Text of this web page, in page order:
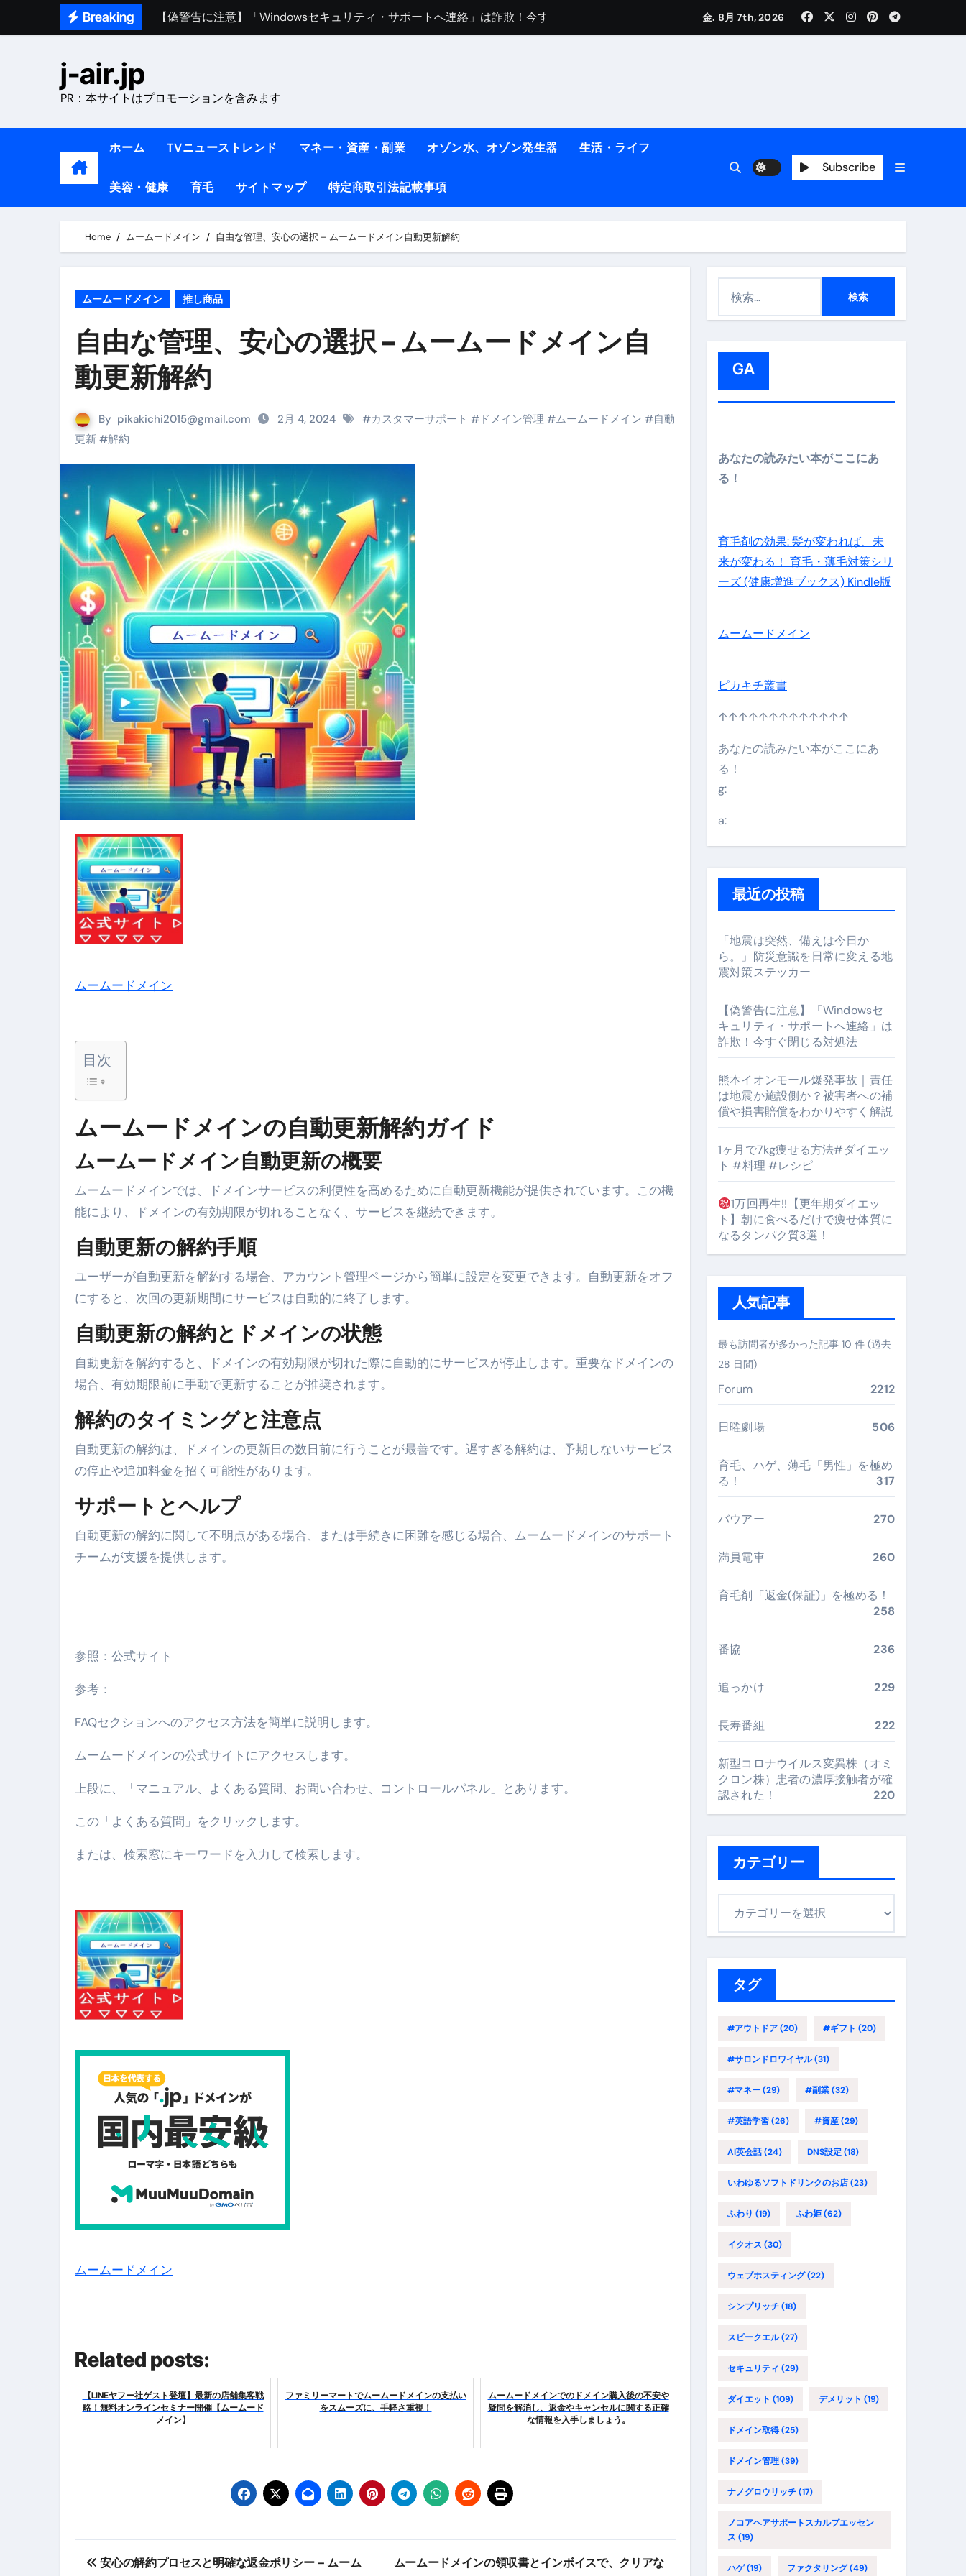
Breaking
中町綾が2週間で3.5kg痩せた方法 #shots
【ダイエット迷子必見】38歳人生最後のダイエット、食事はこれからやりました！【あすけん活用術】
【1日ダイエットルーティン】運動なしで2ヶ月で10kg減量した、私の痩せる9つの習慣 | レシピ付き | ダイエット中の食事
リサイクル業者の無料回収・無料査定は危険？情報収集との関係と見分け方を解説
山梨県震度6弱と富士山噴火の関係｜最新観測データと前兆現象を徹底解説【2026】
金融ブラックでも毎日「ビットコイン」がもらえる超お得アプリ
【輸入消費税】輸入に消費税はかかるのか？勘定科目・仕訳・申告書記載方法
この動画は国にすぐ消されます。これが日本が残念な国になった理由です。国民は●●をしないとこの先さらに貧しくなります。【 竹花貴騎 切り抜き 会社員
意外にありえる？日経平均40000円を妄想シナリオ検証してみた！ズボラ株投資
アフィリエイト【稼げるキーワード】一覧※YouTubeブログSNS共通
【必見】融資受けるなら”コレ”を確実に取り組むべき！ #shorts
弁護士が教える「投資詐欺」に引っかからないための方法 #投資詐欺 #詐欺 #弁護士 #法律
【PR】フリーランス必見！入金前の売上をすぐに現金で受け取る方法
【2023年最新】金融ブラックでも可能な資金調達法3選！#shorts
個人事業主は銀行から融資を受けるとリスクが高い #shorts
【誰でも出来る】3万円が10％増量の「33000円」になる！
【即金】3時間で5万円稼ぐセルフバックの全貌！危険回避と安全な稼ぎ方を徹底解説
【超高騰】爆上がりしたビットコインに695万円も投資してる営業39歳サラリーマン【2025年10月3日】 #bitcoin #全財産 #暗号資産
Q：借りた借金を返さなくていい場合ってありますか？#Shorts
【必見】もう営業電話は怖くない！初心者でも成果を出す電話の仕方はコレ！
フリーランス・個人事業主におすすめの資金調達4選
自己破産中に絶対にしてはダメなこと7選
自己破産にまつわるよくある勘違い4選#Shorts
体脂肪が落ちる朝食3選 #ダイエット
アーモンドを毎日食べたらどうなるの？①【30秒でわかる効果まとめ】#アーモンド #ダイエット #筋トレ #美容 #健康 #雑学 #ナレーター #小林将大
弁護士解説【詐欺被害】警察に行っても返金されません
5キロ痩せる簡単な方法
ムームードメイン 2月のおすすめドメイン特集- ビジネスの信用を築く――そのすべての起点となるのが独自ドメイン
FRONTIER スーパーセール2026 完全攻略ガイド 今こそ買い時！ゲーミングPC・高性能BTOを最安で手に入れる方法
なくす不安と消える恐怖をゼロにする時代へ Pebblebee × iMazing で完成する「究極のスマホ防衛システム」完全ガイド
英語が「聞こえる・分かる・話せる」に変わる30日間 ― 科学的メソッドで英語脳を作る完全ガイド
【海外ツアー完全ガイド】アジア最安1万円台＆ハワイ朝食付き割引まで網羅 ― “失敗せずに選ぶ”実践大全
新春スペシャルセール完全ガイド：国内航空券＋ホテルが“セット割”で最安級！ スカイマーク／Peach／FDA／ソラシドエアを目的別に選ぶコツと、失敗し
【ムームードメイン】 【.site】今注目のドメインをご紹介
梅干しを毎日食べたらどうなるの？①【30秒でわかる効果まとめ】#梅干し #ダイエット #筋トレ #美容 #健康 #雑学 #ナレーター #小林将大
バナナを毎日食べたらどうなるの？①【30秒でわかる効果まとめ】#バナナ #ダイエット #筋トレ #美容 #健康 #雑学 #ナレーター #小林将大
筋トレせずにプロテインを飲み続けたらどうなるのか？ #ダイエット #プロテイン #痩せる
かいまき（掻巻き）超完全ガイド｜“着る布団”で肩・首・足元の冷えを根こそぎ防ぐ！素材別おすすめ・選び方・洗い方・Q&Aまで
【アシストステッパー】ハンドル付き・筋力アシスト・ツイスト・天然木まで徹底分類！室内で“足腰と体幹”を育てる選び方＆続け方ガイド
「3秒で整う、新しい栄養補給」 飲むミスト（IN MIST）とは何か──「飲む」という行為を再定義する新しいサプリ体験
クリスマスの魔法で、心と未来を彩る方法――「ただのイベント」を一生の思い出に変える完全ガイドブック
磁気ネックレスは「首に着けるだけ」じゃない。日常の“重だるさ”を軽くする選択肢
【最新】手袋の選び方 完全ガイド｜スマホ対応・防寒・撥水・作業用（ニトリル/ビニール）まで目的別に失敗しない
失敗しない「爪切り」完全ガイド：高級クリッパー・ニッパー・電動まで、硬い爪／巻き爪／飛び散り対策の選び方
失敗しない「カニ」完全ガイド：ズワイ・タラバ・ポーション・カット済みの選び方と、年末年始に“満足度MAX”で食べるコツ
松前漬とは何か──北海道の海と暮らしが生んだ“完成された保存食文化”
スイーツ完全ガイド ― 人生を少しだけ甘くする、現代スイーツ文化のすべて ―
「地震は突然、備えは今日から。」防災意識を日常に変える地震対策ステッカー
金. 8月 7th, 2026
j-air.jp
PR：本サイトはプロモーションを含みます
ホーム TVニューストレンド マネー・資産・副業 オゾン水、オゾン発生器 生活・ライフ
美容・健康 育毛 サイトマップ 特定商取引法記載事項
Subscribe
Home ムームードメイン 自由な管理、安心の選択 – ムームードメイン自動更新解約
ムームードメイン 推し商品
自由な管理、安心の選択 – ムームードメイン自
動更新解約
By pikakichi2015@gmail.com 2月 4, 2024 #カスタマーサポート # ドメイン管理 #ムームードメイン #自動
更新 #解約
ムームードメイン
目次
ムームードメインの自動更新解約ガイド
ムームードメイン自動更新の概要
ムームードメインでは、ドメインサービスの利便性を高めるために自動更新機能が提供されています。この機
能により、ドメインの有効期限が切れることなく、サービスを継続できます。
自動更新の解約手順
ユーザーが自動更新を解約する場合、アカウント管理ページから簡単に設定を変更できます。自動更新をオフ
にすると、次回の更新期間にサービスは自動的に終了します。
自動更新の解約とドメインの状態
自動更新を解約すると、ドメインの有効期限が切れた際に自動的にサービスが停止します。重要なドメインの
場合、有効期限前に手動で更新することが推奨されます。
解約のタイミングと注意点
自動更新の解約は、ドメインの更新日の数日前に行うことが最善です。遅すぎる解約は、予期しないサービス
の停止や追加料金を招く可能性があります。
サポートとヘルプ
自動更新の解約に関して不明点がある場合、または手続きに困難を感じる場合、ムームードメインのサポート
チームが支援を提供します。
参照：公式サイト
参考：
FAQセクションへのアクセス方法を簡単に説明します。
ムームードメインの公式サイトにアクセスします。
上段に、「マニュアル、よくある質問、お問い合わせ、コントロールパネル」とあります。
この「よくある質問」をクリックします。
または、検索窓にキーワードを入力して検索します。
ムームードメイン
Related posts:
【LINEヤフー社ゲスト登壇】最新の店舗集客戦
略！無料オンラインセミナー開催【ムームード
メイン】
ファミリーマートでムームードメインの支払い
をスムーズに、手軽さ重視！
ムームードメインでのドメイン購入後の不安や
疑問を解消し、返金やキャンセルに関する正確
な情報を入手しましょう。
投 安心の解約プロセスと明確な返金ポリシー – ムーム ムームードメインの領収書とインボイスで、クリアな
GA
あなたの読みたい本がここにあ
る！
育毛剤の効果: 髪が変われば、未
来が変わる！ 育毛・薄毛対策シリ
ーズ (健康増進ブックス) Kindle版
ムームードメイン
ピカキチ叢書
↑↑↑↑↑↑↑↑↑↑↑↑↑
あなたの読みたい本がここにあ
る！
g:
a:
最近の投稿
「地震は突然、備えは今日か
ら。」防災意識を日常に変える地
震対策ステッカー
【偽警告に注意】「Windowsセ
キュリティ・サポートへ連絡」は
詐欺！今すぐ閉じる対処法
熊本イオンモール爆発事故｜責任
は地震か施設側か？被害者への補
償や損害賠償をわかりやすく解説
1ヶ月で7kg痩せる方法#ダイエッ
ト #料理 #レシピ
1万回再生!!【更年期ダイエッ
ト】朝に食べるだけで痩せ体質に
なるタンパク質3選！
人気記事
最も訪問者が多かった記事 10 件 (過去
28 日間)
Forum 2212
日曜劇場 506
育毛、ハゲ、薄毛「男性」を極め
る！
317
バウアー 270
満員電車 260
育毛剤「返金(保証)」を極める！
258
番協 236
追っかけ 229
長寿番組 222
新型コロナウイルス変異株（オミ
クロン株）患者の濃厚接触者が確
認された！
220
カテゴリー
タグ
#アウトドア(20) #ギフト (20)
#サロンドロワイヤル(31)
#マネー(29) #副業(32)
#英語学習(26) #資産(29)
AI英会話(24) DNS設定(18)
いわゆるソフトドリンクのお店(23)
ふわり (19) ふわ姫(62)
イクオス (30)
ウェブホスティング(22)
シンプリッチ(18)
スピークエル(27)
セキュリティ (29)
ダイエット (109) デメリット (19)
ドメイン取得(25)
ドメイン管理(39)
ナノグロウリッチ(17)
ノコアヘアサポートスカルプエッセン
ス (19)
ハゲ(19) ファクタリング(49)